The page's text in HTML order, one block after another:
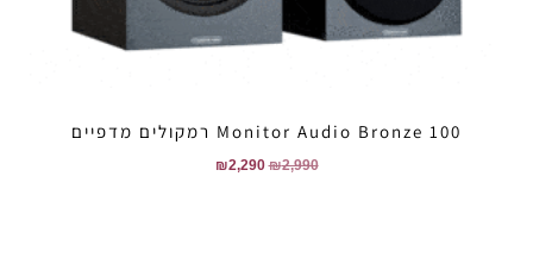
Monitor Audio Bronze 100 רמקולים מדפיים
₪2,990
₪2,290